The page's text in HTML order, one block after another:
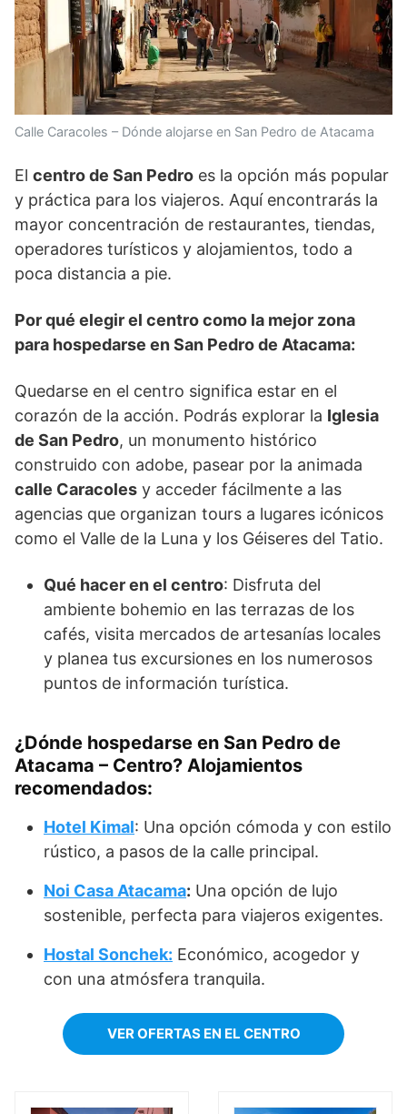
Calle Caracoles – Dónde alojarse en San Pedro de Atacama
El centro de San Pedro es la opción más popular
y práctica para los viajeros. Aquí encontrarás la
mayor concentración de restaurantes, tiendas,
operadores turísticos y alojamientos, todo a
poca distancia a pie.
Por qué elegir el centro como la mejor zona
para hospedarse en San Pedro de Atacama:
Quedarse en el centro significa estar en el
corazón de la acción. Podrás explorar la Iglesia
de San Pedro, un monumento histórico
construido con adobe, pasear por la animada
calle Caracoles y acceder fácilmente a las
agencias que organizan tours a lugares icónicos
como el Valle de la Luna y los Géiseres del Tatio.
Qué hacer en el centro: Disfruta del
ambiente bohemio en las terrazas de los
cafés, visita mercados de artesanías locales
y planea tus excursiones en los numerosos
puntos de información turística.
¿Dónde hospedarse en San Pedro de
Atacama – Centro? Alojamientos
recomendados:
Hotel Kimal: Una opción cómoda y con estilo
rústico, a pasos de la calle principal.
Noi Casa Atacama: Una opción de lujo
sostenible, perfecta para viajeros exigentes.
Hostal Sonchek: Económico, acogedor y
con una atmósfera tranquila.
VER OFERTAS EN EL CENTRO